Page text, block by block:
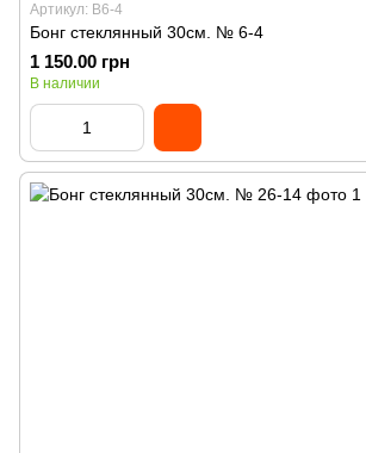
Артикул: B6-4
Бонг стеклянный 30см. № 6-4
1 150.00 грн
В наличии